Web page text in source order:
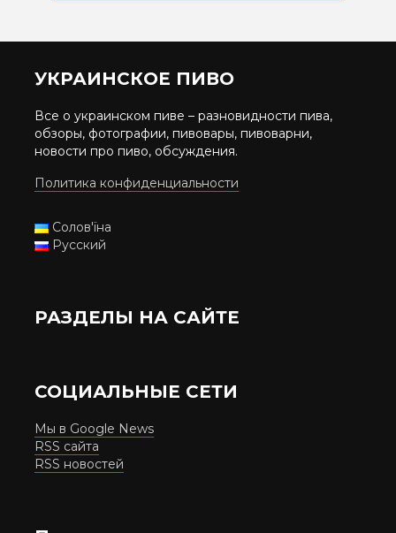
УКРАИНСКОЕ ПИВО
Все о украинском пиве – разновидности пива,
обзоры, фотографии, пивовары, пивоварни,
новости про пиво, обсуждения.
Политика конфиденциальности
Солов'їна
Русский
РАЗДЕЛЫ НА САЙТЕ
СОЦИАЛЬНЫЕ СЕТИ
Мы в Google News
RSS сайта
RSS новостей